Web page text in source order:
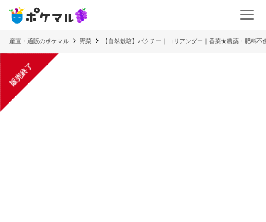
産直・通販のポケマル 野菜 【自然栽培】パクチー｜コリアンダー｜香菜★農薬・肥料不
販売終了